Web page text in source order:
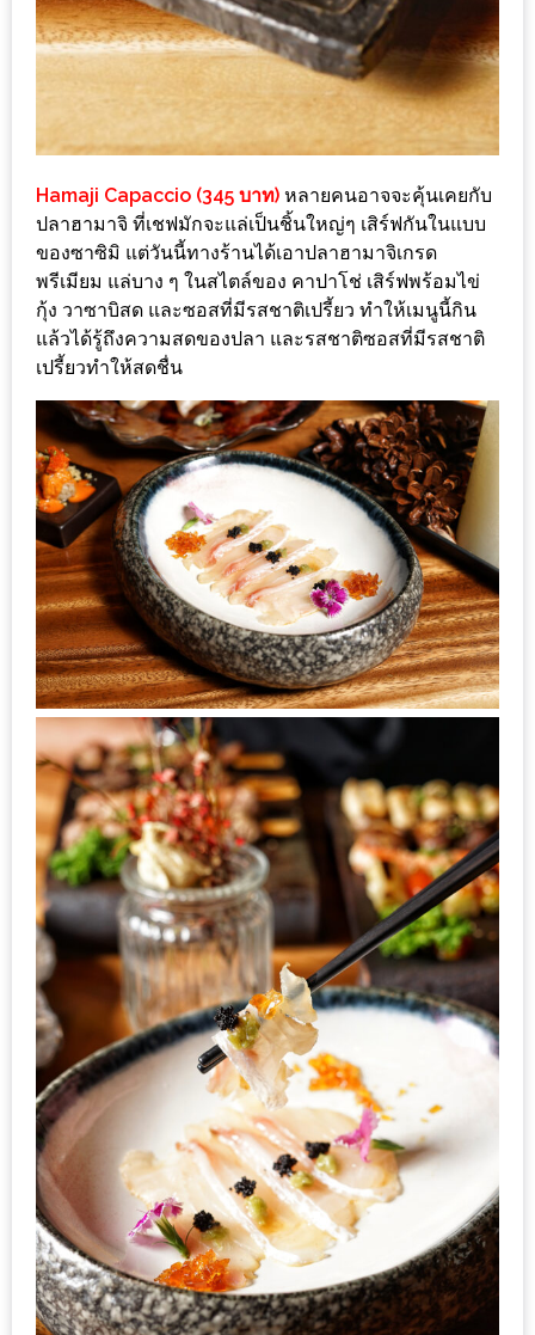
ชิง
รางวัล
สมาชิก
ENEWS
อ้วน
ชวน
หิว
ข้าว
อะไร
เอ่ย
อร่อย
ที่สุด?
งาน
แฟร์
เรื่อง
บ้าน
ที่
ทุก
คน
ต้อง
มา
พบ
สินค้า
เรื่อง
บ้าน
คุ้ม
ครบ
จบ
ที่
เดียว
HOMEPRO
FAIR
2017
เชียงใหม่
จัด
เต็ม
Hamaji Capaccio (345 บาท) หลายคนอาจจะคุ้นเคยกับ
ปลาฮามาจิ ที่เชฟมักจะแล่เป็นชิ้นใหญ่ๆ เสิร์ฟกันในแบบ
ของซาซิมิ แต่วันนี้ทางร้านได้เอาปลาฮามาจิเกรด
พรีเมียม แล่บาง ๆ ในสไตล์ของ คาปาโช่ เสิร์ฟพร้อมไข่
กุ้ง วาซาบิสด และซอสที่มีรสชาติเปรี้ยว ทำให้เมนูนี้กิน
แล้วได้รู้ถึงความสดของปลา และรสชาติซอสที่มีรสชาติ
เปรี้ยวทำให้สดชื่น